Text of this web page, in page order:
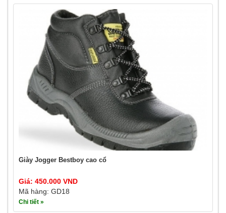
Giày Jogger Bestboy cao cổ
Giá: 450.000 VND
Mã hàng: GD18
Chi tiết »